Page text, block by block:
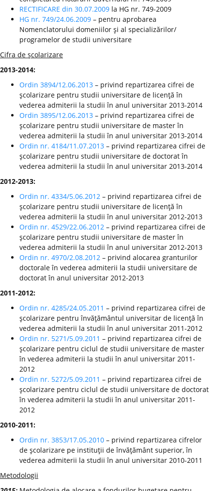
RECTIFICARE din 30.07.2009 la HG nr. 749-2009
HG nr. 749/24.06.2009 – pentru aprobarea
Nomenclatorului domeniilor şi al specializărilor/
programelor de studii universitare
Cifra de şcolarizare
2013-2014:
Ordin 3894/12.06.2013 – privind repartizarea cifrei de
şcolarizare pentru studii universitare de licenţă în
vederea admiterii la studii în anul universitar 2013-2014
Ordin 3895/12.06.2013 – privind repartizarea cifrei de
şcolarizare pentru studii universitare de master în
vederea admiterii la studii în anul universitar 2013-2014
Ordin nr. 4184/11.07.2013 – privind repartizarea cifrei de
şcolarizare pentru studii universitare de doctorat în
vederea admiterii la studii în anul universitar 2013-2014
2012-2013:
Ordin nr. 4334/5.06.2012 – privind repartizarea cifrei de
şcolarizare pentru studii universitare de licenţă în
vederea admiterii la studii în anul universitar 2012-2013
Ordin nr. 4529/22.06.2012 – privind repartizarea cifrei de
şcolarizare pentru studii universitare de master în
vederea admiterii la studii în anul universitar 2012-2013
Ordin nr. 4970/2.08.2012 – privind alocarea granturilor
doctorale în vederea admiterii la studii universitare de
doctorat în anul universitar 2012-2013
2011-2012:
Ordin nr. 4285/24.05.2011 – privind repartizarea cifrei de
şcolarizare pentru învăţământul universitar de licenţă în
vederea admiterii la studii în anul universitar 2011-2012
Ordin nr. 5271/5.09.2011 – privind repartizarea cifrei de
şcolarizare pentru ciclul de studii universitare de master
în vederea admiterii la studii în anul universitar 2011-
2012
Ordin nr. 5272/5.09.2011 – privind repartizarea cifrei de
şcolarizare pentru ciclul de studii universitare de doctorat
în vederea admiterii la studii în anul universitar 2011-
2012
2010-2011:
Ordin nr. 3853/17.05.2010 – privind repartizarea cifrelor
de şcolarizare pe instituţii de învăţământ superior, în
vederea admiterii la studii în anul universitar 2010-2011
Metodologii